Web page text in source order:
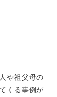
や祖父母の
くる事例が